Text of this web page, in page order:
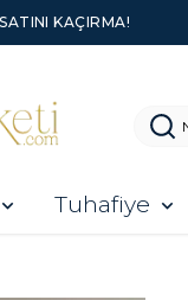
KAÇIRMA!
Tuhafiye